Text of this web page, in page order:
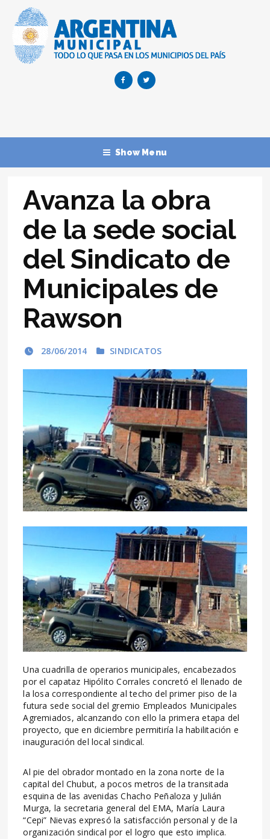
Show Menu
Avanza la obra
de la sede social
del Sindicato de
Municipales de
Rawson
28/06/2014 SINDICATOS
Una cuadrilla de operarios municipales, encabezados
por el capataz Hipólito Corrales concretó el llenado de
la losa correspondiente al techo del primer piso de la
futura sede social del gremio Empleados Municipales
Agremiados, alcanzando con ello la primera etapa del
proyecto, que en diciembre permitiría la habilitación e
inauguración del local sindical.
Al pie del obrador montado en la zona norte de la
capital del Chubut, a pocos metros de la transitada
esquina de las avenidas Chacho Peñaloza y Julián
Murga, la secretaria general del EMA, María Laura
“Cepi” Nievas expresó la satisfacción personal y de la
organización sindical por el logro que esto implica.